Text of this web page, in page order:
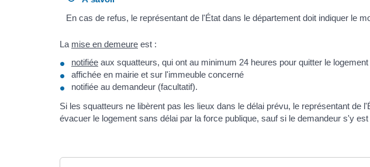
En cas de refus, le représentant de l'État dans le département doit indiquer le
La mise en demeure est :
notifiée aux squatteurs, qui ont au minimum 24 heures pour quitter le logement
affichée en mairie et sur l'immeuble concerné
notifiée au demandeur (facultatif).
Si les squatteurs ne libèrent pas les lieux dans le délai prévu, le représentant de
évacuer le logement sans délai par la force publique, sauf si le demandeur s'y est